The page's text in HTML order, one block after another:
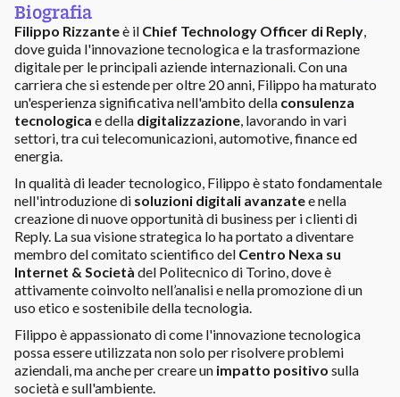
Biografia
Filippo Rizzanteè il Chief Technology Officer di Reply,
dove guida l'innovazione tecnologica e la trasformazione
digitale per le principali aziende internazionali. Con una
carriera che si estende per oltre 20 anni, Filippo ha maturato
un'esperienza significativa nell'ambito della consulenza
tecnologica e della digitalizzazione, lavorando in vari
settori, tra cui telecomunicazioni, automotive, finance ed
energia.
In qualità di leader tecnologico, Filippo è stato fondamentale
nell'introduzione di soluzioni digitali avanzatee nella
creazione di nuove opportunità di business per i clienti di
Reply. La sua visione strategica lo ha portato a diventare
membro del comitato scientifico del Centro Nexa su
Internet & Società del Politecnico di Torino, dove è
attivamente coinvolto nell’analisi e nella promozione di un
uso etico e sostenibile della tecnologia.
Filippo è appassionato di come l'innovazione tecnologica
possa essere utilizzata non solo per risolvere problemi
aziendali, ma anche per creare un impatto positivo sulla
società e sull'ambiente.